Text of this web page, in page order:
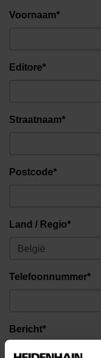
Voornaam*
Editore*
Straatnaam*
Postcode*
Land / Regio*
Telefoonnummer*
Bericht*